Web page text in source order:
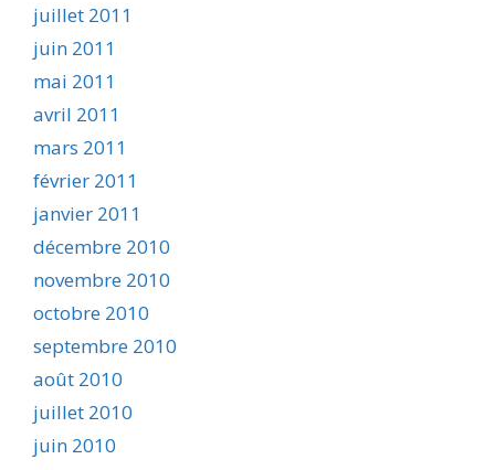
juillet 2011
juin 2011
mai 2011
avril 2011
mars 2011
février 2011
janvier 2011
décembre 2010
novembre 2010
octobre 2010
septembre 2010
août 2010
juillet 2010
juin 2010